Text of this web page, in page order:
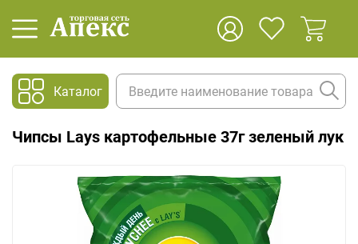
Каталог
Чипсы Lays картофельные 37г зеленый лук